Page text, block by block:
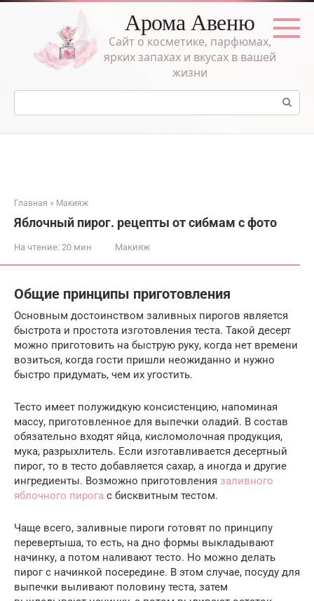
Перейти
Арома Авеню
Сайт о косметике, парфюмах,
ярких запахах и вкусах в вашей
жизни
Поиск:
Главная » Макияж
Яблочный пирог. рецепты от сибмам с фото
На чтение: 20 мин Макияж
Общие принципы приготовления
Основным достоинством заливных пирогов является
быстрота и простота изготовления теста. Такой десерт
можно приготовить на быструю руку, когда нет времени
возиться, когда гости пришли неожиданно и нужно
быстро придумать, чем их угостить.
Тесто имеет полужидкую консистенцию, напоминая
массу, приготовленное для выпечки оладий. В состав
обязательно входят яйца, кисломолочная продукция,
мука, разрыхлитель. Если изготавливается десертный
пирог, то в тесто добавляется сахар, а иногда и другие
ингредиенты. Возможно приготовления заливного
яблочного пирога с бисквитным тестом.
Чаще всего, заливные пироги готовят по принципу
перевертыша, то есть, на дно формы выкладывают
начинку, а потом наливают тесто. Но можно делать
пирог с начинкой посередине. В этом случае, посуду для
выпечки выливают половину теста, затем